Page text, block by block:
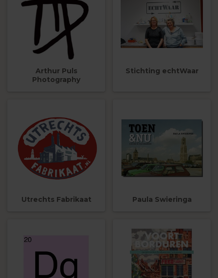
Arthur Puls
Photography
Stichting echtWaar
Utrechts Fabrikaat Paula Swieringa